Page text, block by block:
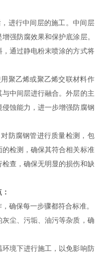
进行中间层的施工。中间层
强防腐效果和保护底涂层。
通过静电粉末喷涂的方式将
聚乙烯或聚乙烯交联材料作
中间层进行融合。外层的主
蚀能力，进一步增强防腐钢
防腐钢管进行质量检测，包
检测，确保其符合相关标准
查，确保无明显的损伤和缺
确保每一步骤都符合标准。
尘、污垢、油污等杂质，确
境下进行施工，以免影响防